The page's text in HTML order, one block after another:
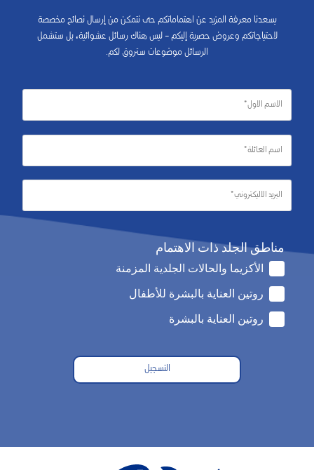
يسعدنا معرفة المزيد عن اهتماماتكم حتى نتمكن من إرسال نصائح مخصصة
لاحتياجاتكم وعروض حصرية إليكم – ليس هناك رسائل عشوائية، بل ستشمل
الرسائل موضوعات ستروق لكم.
مناطق الجلد ذات الاهتمام
الأكزيما والحالات الجلدية المزمنة
روتين العناية بالبشرة للأطفال
روتين العناية بالبشرة
التسجيل